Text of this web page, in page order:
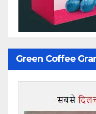
Green Coffee